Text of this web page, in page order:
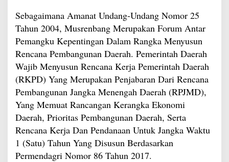
Sebagaimana Amanat Undang-Undang Nomor 25
Tahun 2004, Musrenbang Merupakan Forum Antar
Pemangku Kepentingan Dalam Rangka Menyusun
Rencana Pembangunan Daerah. Pemerintah Daerah
Wajib Menyusun Rencana Kerja Pemerintah Daerah
(RKPD) Yang Merupakan Penjabaran Dari Rencana
Pembangunan Jangka Menengah Daerah (RPJMD),
Yang Memuat Rancangan Kerangka Ekonomi
Daerah, Prioritas Pembangunan Daerah, Serta
Rencana Kerja Dan Pendanaan Untuk Jangka Waktu
1 (Satu) Tahun Yang Disusun Berdasarkan
Permendagri Nomor 86 Tahun 2017.